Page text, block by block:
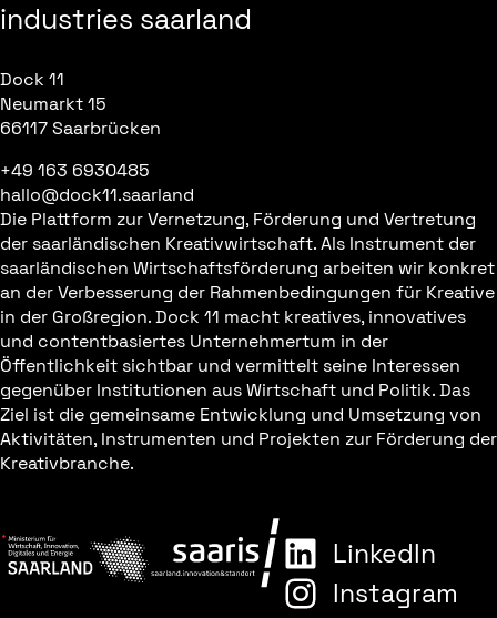
industries saarland
Dock 11
Neumarkt 15
66117 Saarbrücken
+49 163 6930485
hallo@dock11.saarland
Die Plattform zur Vernetzung, Förderung und Vertretung
der saarländischen Kreativwirtschaft. Als Instrument der
saarländischen Wirtschaftsförderung arbeiten wir konkret
an der Verbesserung der Rahmenbedingungen für Kreative
in der Großregion. Dock 11 macht kreatives, innovatives
und contentbasiertes Unternehmertum in der
Öffentlichkeit sichtbar und vermittelt seine Interessen
gegenüber Institutionen aus Wirtschaft und Politik. Das
Ziel ist die gemeinsame Entwicklung und Umsetzung von
Aktivitäten, Instrumenten und Projekten zur Förderung der
Kreativbranche.
LinkedIn
Instagram